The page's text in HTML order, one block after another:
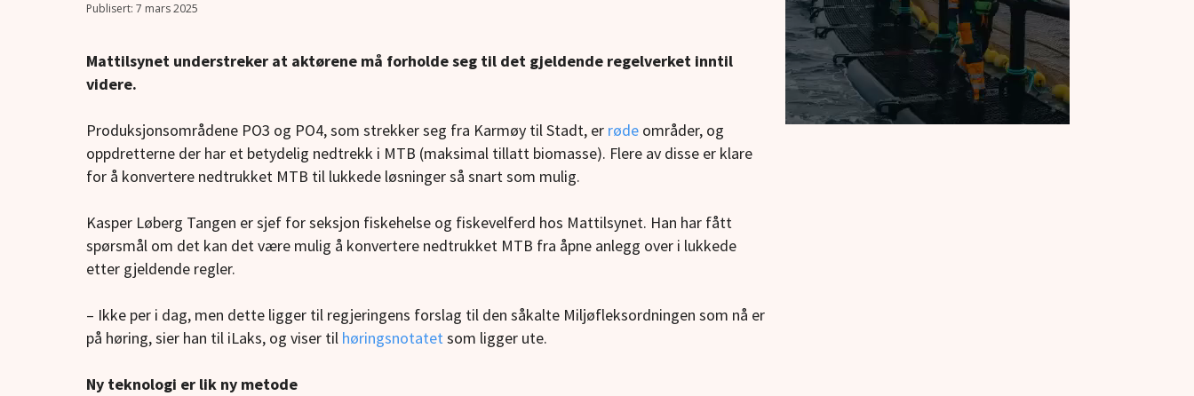
7 mars 2025
Mattilsynet understreker at aktørene må forholde seg til det gjeldende regelverket inntil
videre.
Produksjonsområdene PO3 og PO4, som strekker seg fra Karmøy til Stadt, er røde områder, og
oppdretterne der har et betydelig nedtrekk i MTB (maksimal tillatt biomasse). Flere av disse er klare
for å konvertere nedtrukket MTB til lukkede løsninger så snart som mulig.
Kasper Løberg Tangen er sjef for seksjon fiskehelse og fiskevelferd hos Mattilsynet. Han har fått
spørsmål om det kan det være mulig å konvertere nedtrukket MTB fra åpne anlegg over i lukkede
etter gjeldende regler.
– Ikke per i dag, men dette ligger til regjeringens forslag til den såkalte Miljøfleksordningen som nå er
på høring, sier han til iLaks, og viser til høringsnotatetsom ligger ute.
Ny teknologi er lik ny metode